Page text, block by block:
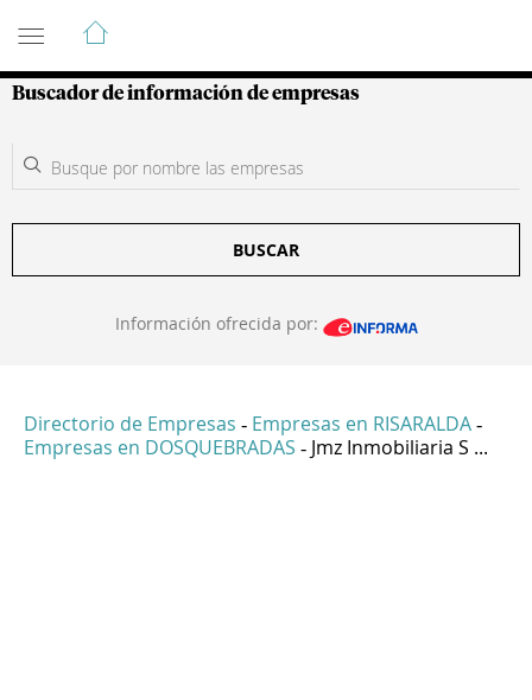
Guía de Empresas Colombianas
Buscador de información de empresas
BUSCAR
Información ofrecida por:
Directorio de Empresas - Empresas en RISARALDA -
Empresas en DOSQUEBRADAS - Jmz Inmobiliaria S ...